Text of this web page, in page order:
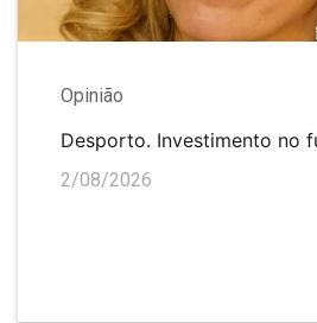
Opinião
Desporto. Investimento no
2/08/2026